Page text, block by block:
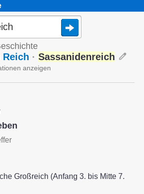
Reich · Sassanidenreich
anzeigen
Großreich (Anfang 3. bis Mitte 7.